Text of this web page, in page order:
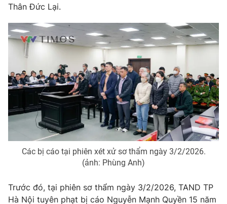
Thân Đức Lại.
Các bị cáo tại phiên xét xử sơ thẩm ngày 3/2/2026.
(ảnh: Phùng Anh)
Trước đó, tại phiên sơ thẩm ngày 3/2/2026, TAND TP
Hà Nội tuyên phạt bị cáo Nguyễn Mạnh Quyền 15 năm